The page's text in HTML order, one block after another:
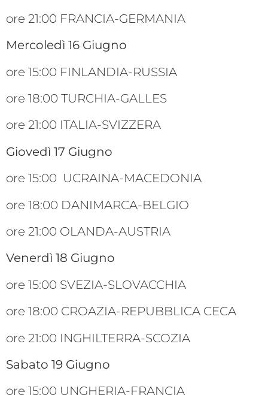
ore 21:00 FRANCIA-GERMANIA
Mercoledì 16 Giugno
ore 15:00 FINLANDIA-RUSSIA
ore 18:00 TURCHIA-GALLES
ore 21:00 ITALIA-SVIZZERA
Giovedì 17 Giugno
ore 15:00 UCRAINA-MACEDONIA
ore 18:00 DANIMARCA-BELGIO
ore 21:00 OLANDA-AUSTRIA
Venerdì 18 Giugno
ore 15:00 SVEZIA-SLOVACCHIA
ore 18:00 CROAZIA-REPUBBLICA CECA
ore 21:00 INGHILTERRA-SCOZIA
Sabato 19 Giugno
ore 15:00 UNGHERIA-FRANCIA